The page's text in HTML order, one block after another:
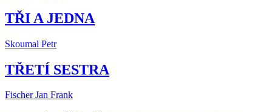
TŘI A JEDNA
Skoumal Petr
TŘETÍ SESTRA
Fischer Jan Frank